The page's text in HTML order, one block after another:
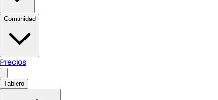
Comunidad
Precios
Tablero